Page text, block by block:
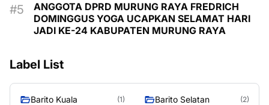
ANGGOTA DPRD MURUNG RAYA FREDRICH
DOMINGGUS YOGA UCAPKAN SELAMAT HARI
JADI KE-24 KABUPATEN MURUNG RAYA
Label List
Barito Kuala (1) Barito Selatan (2)